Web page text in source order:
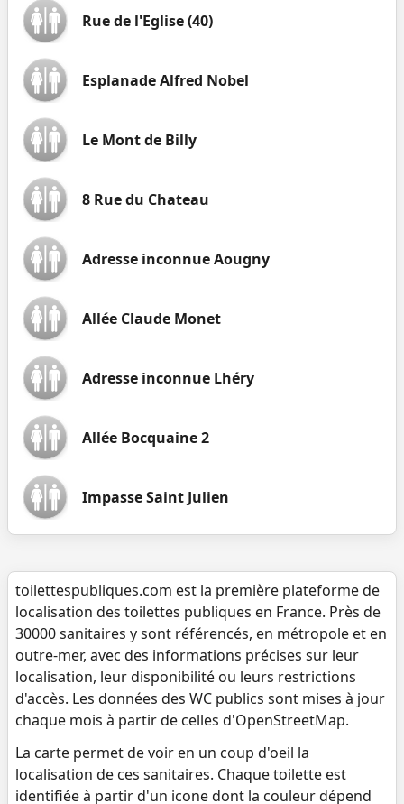
Rue de l'Eglise (40)
Esplanade Alfred Nobel
Le Mont de Billy
8 Rue du Chateau
Adresse inconnue Aougny
Allée Claude Monet
Adresse inconnue Lhéry
Allée Bocquaine 2
Impasse Saint Julien
toilettespubliques.com est la première plateforme de
localisation des toilettes publiques en France. Près de
30000 sanitaires y sont référencés, en métropole et en
outre-mer, avec des informations précises sur leur
localisation, leur disponibilité ou leurs restrictions
d'accès. Les données des WC publics sont mises à jour
chaque mois à partir de celles d'OpenStreetMap.
La carte permet de voir en un coup d'oeil la
localisation de ces sanitaires. Chaque toilette est
identifiée à partir d'un icone dont la couleur dépend